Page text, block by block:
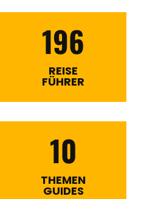
196
REISE
FÜHRER
10
THEMEN
GUIDES